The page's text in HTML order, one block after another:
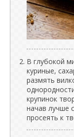
В глубокой
куриные,
размять
крупинок
начав лучше
просеять к